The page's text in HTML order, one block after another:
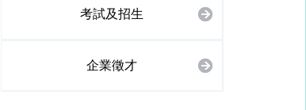
考試及招生
企業徵才